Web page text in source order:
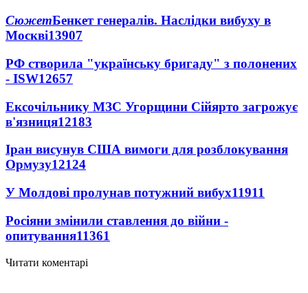
СюжетБенкет генералів. Наслідки вибуху в
Москві13907
РФ створила "українську бригаду" з полонених
- ISW12657
Ексочільнику МЗС Угорщини Сійярто загрожує
в'язниця12183
Іран висунув США вимоги для розблокування
Ормузу12124
У Молдові пролунав потужний вибух11911
Росіяни змінили ставлення до війни -
опитування11361
Читати коментарі